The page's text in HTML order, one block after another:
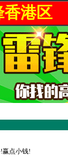
香港区
赢点小钱!